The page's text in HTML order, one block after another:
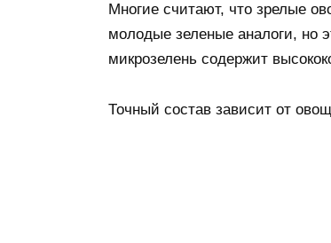
Многие считают, что зрелые
молодые зеленые аналоги, но
микрозелень содержит
Точный состав зависит от